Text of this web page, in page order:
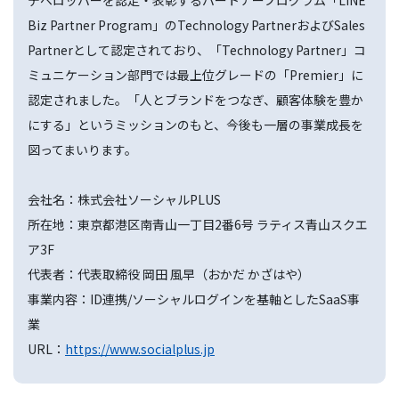
Biz Partner Program」のTechnology PartnerおよびSales
Partnerとして認定されており、「Technology Partner」コ
ミュニケーション部門では最上位グレードの「Premier」に
認定されました。「人とブランドをつなぎ、顧客体験を豊か
にする」というミッションのもと、今後も一層の事業成長を
図ってまいります。
会社名：株式会社ソーシャルPLUS
所在地：東京都港区南青山一丁目2番6号 ラティス青山スクエ
ア3F
代表者：代表取締役 岡田 風早（おかだ かざはや）
事業内容：ID連携/ソーシャルログインを基軸としたSaaS事
業
URL： https://www.socialplus.jp